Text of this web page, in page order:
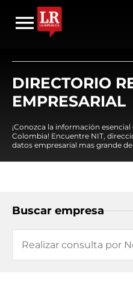
DIRECTORIO
EMPRESARIAL
¡Conozca la información
Colombia! Encuentre NIT,
datos empresarial mas grande
Buscar empresa